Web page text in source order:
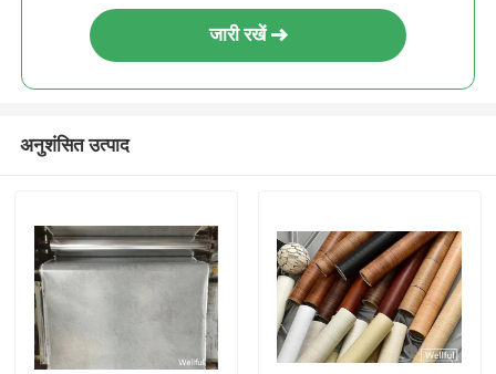
जारी रखें
अनुशंसित उत्पाद